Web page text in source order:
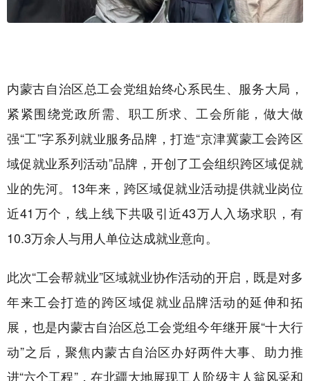
内蒙古自治区总工会党组始终心系民生、服务大局，
紧紧围绕党政所需、职工所求、工会所能，做大做
强“工”字系列就业服务品牌，打造“京津冀蒙工会跨区
域促就业系列活动”品牌，开创了工会组织跨区域促就
业的先河。13年来，跨区域促就业活动提供就业岗位
近41万个，线上线下共吸引近43万人入场求职，有
10.3万余人与用人单位达成就业意向。
此次“工会帮就业”区域就业协作活动的开启，既是对多
年来工会打造的跨区域促就业品牌活动的延伸和拓
展，也是内蒙古自治区总工会党组今年继开展“十大行
动”之后，聚焦内蒙古自治区办好两件大事、助力推
进“六个工程”，在北疆大地展现工人阶级主人翁风采和